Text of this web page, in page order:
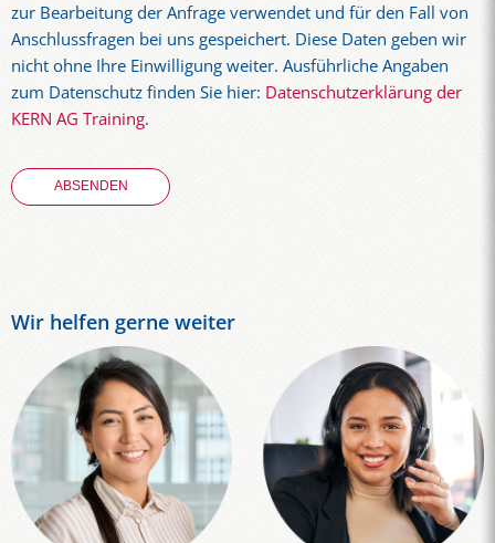
zur Bearbeitung der Anfrage verwendet und für den Fall von
Anschlussfragen bei uns gespeichert. Diese Daten geben wir
nicht ohne Ihre Einwilligung weiter. Ausführliche Angaben
zum Datenschutz finden Sie hier: Datenschutzerklärung der
KERN AG Training.
Wir helfen gerne weiter